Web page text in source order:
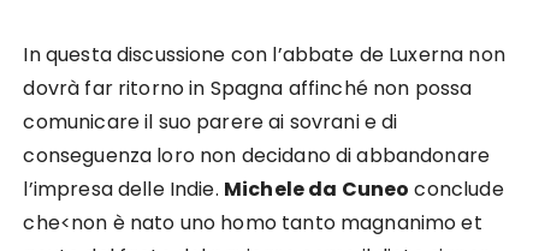
In questa discussione con l’abbate de Luxerna non
dovrà far ritorno in Spagna affinché non possa
comunicare il suo parere ai sovrani e di
conseguenza loro non decidano di abbandonare
l’impresa delle Indie. Michele da Cuneo conclude
che<non è nato uno homo tanto magnanimo et